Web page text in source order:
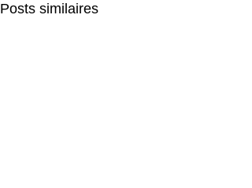
Posts similaires